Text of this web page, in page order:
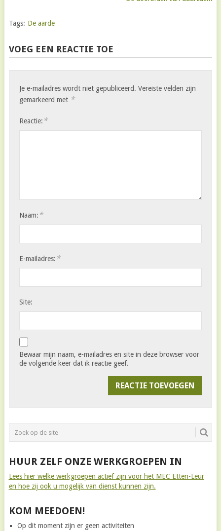
Tags: De aarde
VOEG EEN REACTIE TOE
Je e-mailadres wordt niet gepubliceerd. Vereiste velden zijn
gemarkeerd met *
Reactie: *
Naam: *
E-mailadres: *
Site:
Bewaar mijn naam, e-mailadres en site in deze browser voor
de volgende keer dat ik reactie geef.
HUUR ZELF ONZE WERKGROEPEN IN
Lees hier welke werkgroepen actief zijn voor het MEC Etten-Leur
en hoe zij ook u mogelijk van dienst kunnen zijn.
KOM MEEDOEN!
Op dit moment zijn er geen activiteiten